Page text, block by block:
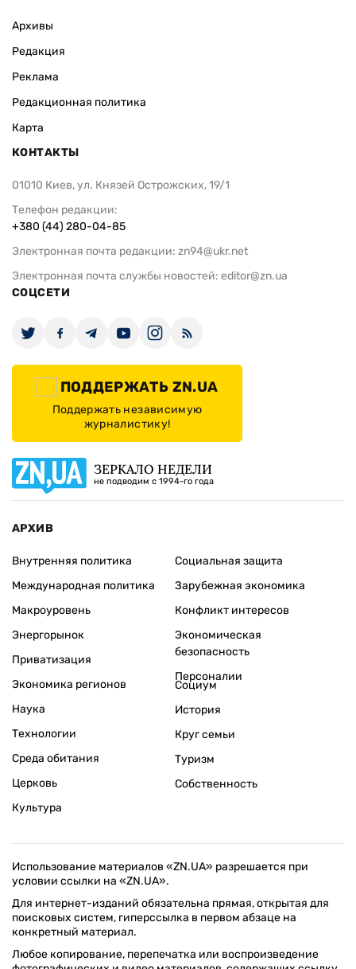
Архивы
Редакция
Реклама
Редакционная политика
Карта
КОНТАКТЫ
01010 Киев, ул. Князей Острожских, 19/1
Телефон редакции:
+380 (44) 280-04-85
Электронная почта редакции: zn94@ukr.net
Электронная почта службы новостей: editor@zn.ua
СОЦСЕТИ
ПОДДЕРЖАТЬ ZN.UA
Поддержать независимую
журналистику!
ЗЕРКАЛО НЕДЕЛИ
не подводим с 1994-го года
АРХИВ
Внутренняя политика
Международная политика
Макроуровень
Энергорынок
Приватизация
Экономика регионов
Социальная защита
Зарубежная экономика
Конфликт интересов
Экономическая
безопасность
Персоналии
Наука
Технологии
Среда обитания
Церковь
Культура
Социум
История
Круг семьи
Туризм
Собственность
Использование материалов «ZN.UA» разрешается при
условии ссылки на «ZN.UA».
Для интернет-изданий обязательна прямая, открытая для
поисковых систем, гиперссылка в первом абзаце на
конкретный материал.
Любое копирование, перепечатка или воспроизведение